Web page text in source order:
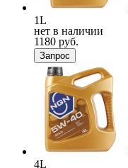
1L
нет в наличии
1180 руб.
Запрос
4L